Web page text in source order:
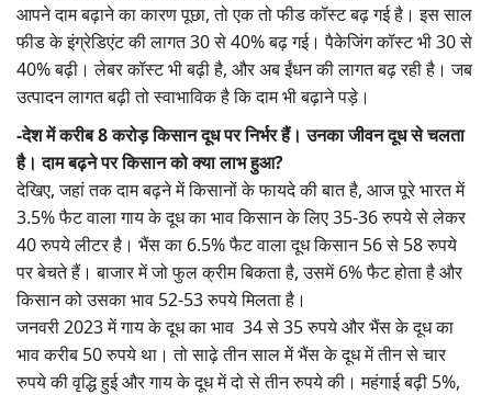
आपने दाम बढ़ाने का कारण पूछा, तो एक तो फीड कॉस्ट बढ़ गई है। इस साल
फीड के इंग्रेडिएंट की लागत 30 से 40% बढ़ गई। पैकेजिंग कॉस्ट भी 30 से
40% बढ़ी। लेबर कॉस्ट भी बढ़ी है, और अब ईंधन की लागत बढ़ रही है। जब
उत्पादन लागत बढ़ी तो स्वाभाविक है कि दाम भी बढ़ाने पड़े।
-देश में करीब 8 करोड़ किसान दूध पर निर्भर हैं। उनका जीवन दूध से चलता
है। दाम बढ़ने पर किसान को क्या लाभ हुआ?
देखिए, जहां तक दाम बढ़ने में किसानों के फायदे की बात है, आज पूरे भारत में
3.5% फैट वाला गाय के दूध का भाव किसान के लिए 35-36 रुपये से लेकर
40 रुपये लीटर है। भैंस का 6.5% फैट वाला दूध किसान 56 से 58 रुपये
पर बेचते हैं। बाजार में जो फुल क्रीम बिकता है, उसमें 6% फैट होता है और
किसान को उसका भाव 52-53 रुपये मिलता है।
जनवरी 2023 में गाय के दूध का भाव 34 से 35 रुपये और भैंस के दूध का
भाव करीब 50 रुपये था। तो साढ़े तीन साल में भैंस के दूध में तीन से चार
रुपये की वृद्धि हुई और गाय के दूध में दो से तीन रुपये की। महंगाई बढ़ी 5%,